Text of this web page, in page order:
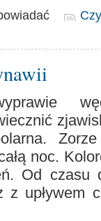
Zorze
noc.
Od czasu
upływem